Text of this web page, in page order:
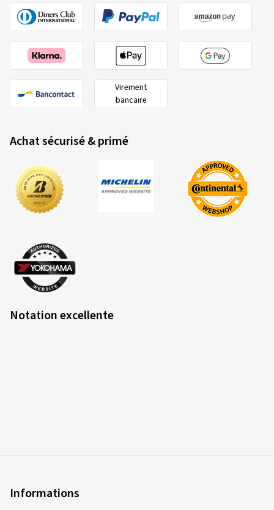
Virement
bancaire
Achat sécurisé & primé
Notation excellente
Informations